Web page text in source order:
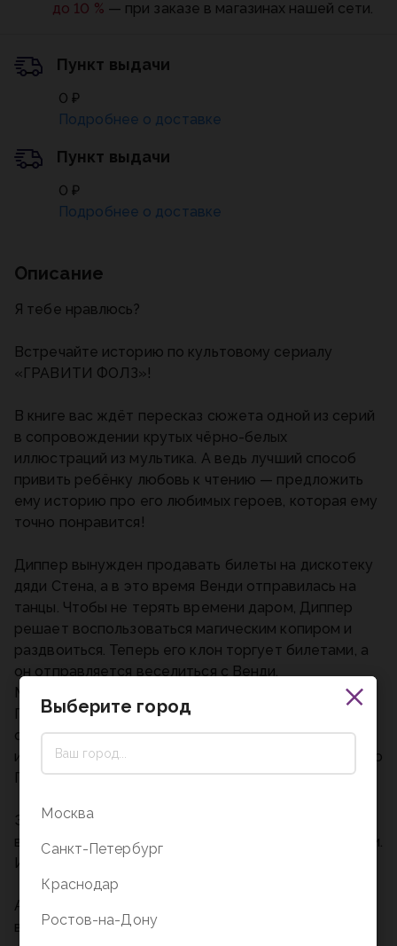
Описание
Я тебе нравлюсь?
Встречайте историю по культовому сериалу
«ГРАВИТИ ФОЛЗ»!
В книге вас ждёт пересказ сюжета одной из серий
в сопровождении крутых чёрно-белых
иллюстраций из мультика. А ведь лучший способ
привить ребёнку любовь к чтению — предложить
ему историю про его любимых героев, которая ему
точно понравится!
Диппер вынужден продавать билеты на дискотеку
дяди Стена, а в это время Венди отправилась на
танцы. Чтобы не терять времени даром, Диппер
решает воспользоваться магическим копиром и
раздвоиться. Теперь его клон торгует билетами, а
он отправляется веселиться с Венди.
Мэйбл соглашается пойти на свидание с Малышом
Гидеоном. Вот только она не ожидала, что тот
окажется таким приставучим. И как ей теперь
избавиться от назойливого внимания, тем более что
Гидеон кажется себе на уме?
Эта история, конечно же, о приключениях и
веселье, но ещё и об ответственности и честности.
И о самых жутких поклонниках на свете!
А для самых преданных поклонников сериала
внутри издани
до 10 % — при заказе в магазинах нашей сети.
Пункт выдачи
0 ₽
Подробнее о доставке
Пункт выдачи
0 ₽
Подробнее о доставке
Выберите город
Москва
Санкт-Петербург
Краснодар
Ростов-на-Дону